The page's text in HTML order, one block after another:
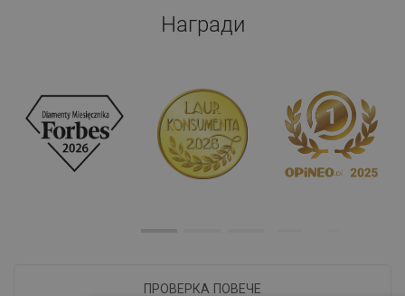
Награди
ПРОВЕРКА ПОВЕЧЕ